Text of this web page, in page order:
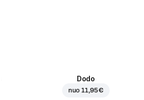
Dodo
nuo11,95 €